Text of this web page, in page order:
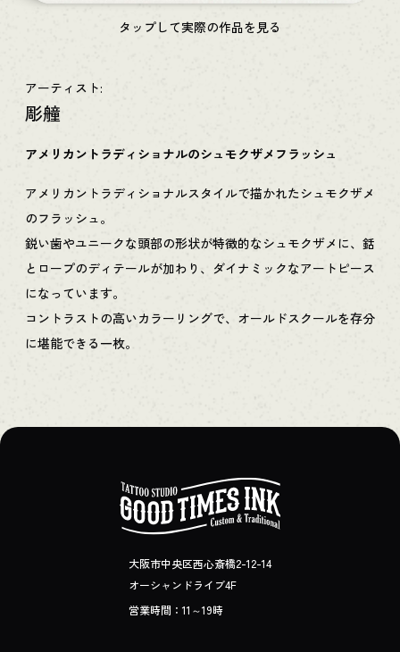
タップして実際の作品を見る
アーティスト:
彫艟
アメリカントラディショナルのシュモクザメフラッシュ
アメリカントラディショナルスタイルで描かれたシュモクザメ
のフラッシュ。
鋭い歯やユニークな頭部の形状が特徴的なシュモクザメに、銛
とロープのディテールが加わり、ダイナミックなアートピース
になっています。
コントラストの高いカラーリングで、オールドスクールを存分
に堪能できる一枚。
大阪市中央区西心斎橋2-12-14
オーシャンドライブ4F
営業時間：11～19時